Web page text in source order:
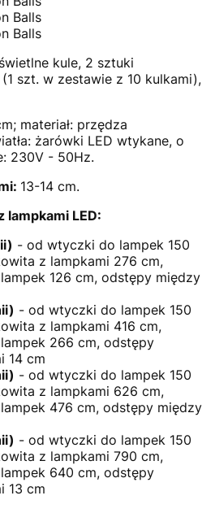
Balls
Balls
świetlne kule, 2 sztuki
szt. w zestawie z 10 kulkami),
materiał: przędza
żarówki LED wtykane, o
230V - 50Hz.
13-14 cm.
lampkami LED:
- od wtyczki do lampek 150
z lampkami 276 cm,
126 cm, odstępy między
- od wtyczki do lampek 150
z lampkami 416 cm,
266 cm, odstępy
14 cm
- od wtyczki do lampek 150
z lampkami 626 cm,
476 cm, odstępy między
- od wtyczki do lampek 150
z lampkami 790 cm,
640 cm, odstępy
13 cm